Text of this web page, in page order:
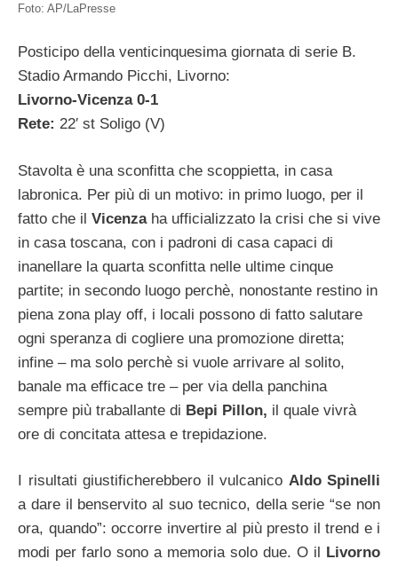
Foto: AP/LaPresse
Posticipo della venticinquesima giornata di serie B.
Stadio Armando Picchi, Livorno:
Livorno-Vicenza 0-1
Rete: 22′ st Soligo (V)
Stavolta è una sconfitta che scoppietta, in casa
labronica. Per più di un motivo: in primo luogo, per il
fatto che il Vicenza ha ufficializzato la crisi che si vive
in casa toscana, con i padroni di casa capaci di
inanellare la quarta sconfitta nelle ultime cinque
partite; in secondo luogo perchè, nonostante restino in
piena zona play off, i locali possono di fatto salutare
ogni speranza di cogliere una promozione diretta;
infine – ma solo perchè si vuole arrivare al solito,
banale ma efficace tre – per via della panchina
sempre più traballante di Bepi Pillon, il quale vivrà
ore di concitata attesa e trepidazione.
I risultati giustificherebbero il vulcanico Aldo Spinelli
a dare il benservito al suo tecnico, della serie “se non
ora, quando”: occorre invertire al più presto il trend e i
modi per farlo sono a memoria solo due. O il
Livorno